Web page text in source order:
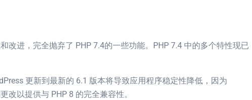
改进，完全抛弃了 PHP 7.4的一些功能。PHP 7.4 中的多个特性现已
更新到最新的 6.1 版本将导致应用程序稳定性降低，因为
改以提供与 PHP 8 的完全兼容性。